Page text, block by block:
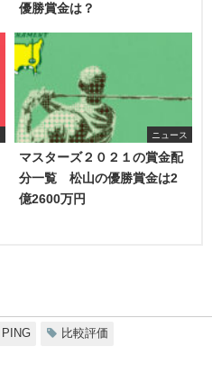
優勝賞金は？
ニュース
マスターズ２０２１の賞金配
分一覧 松山の優勝賞金は2
億2600万円
PING 比較評価